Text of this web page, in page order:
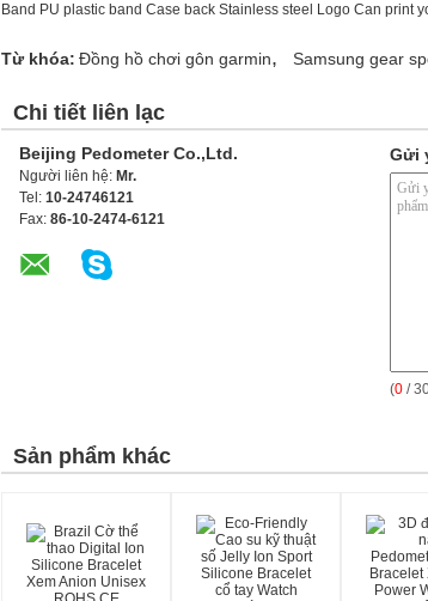
Band PU plastic band Case back Stainless steel Logo Can print
Từ khóa: Đồng hồ chơi gôn garmin, Samsung gear
Chi tiết liên lạc
Beijing Pedometer Co.,Ltd.
Người liên hệ: Mr.
Tel: 10-24746121
Fax: 86-10-2474-6121
Gửi
(0 /
Sản phẩm khác